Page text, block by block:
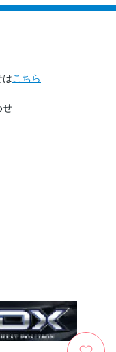
はこちら
せ